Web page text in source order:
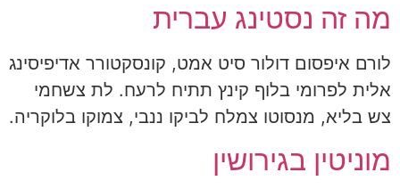
מה זה נסטינג עברית
לורם איפסום דולור סיט אמט, קונסקטורר אדיפיסינג
אלית לפרומי בלוף קינץ תתיח לרעח. לת צשחמי
צש בליא, מנסוטו צמלח לביקו ננבי, צמוקו בלוקריה.
מוניטין בגירושין